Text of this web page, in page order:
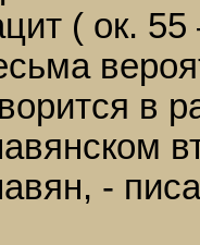
( ок. 55
в
-